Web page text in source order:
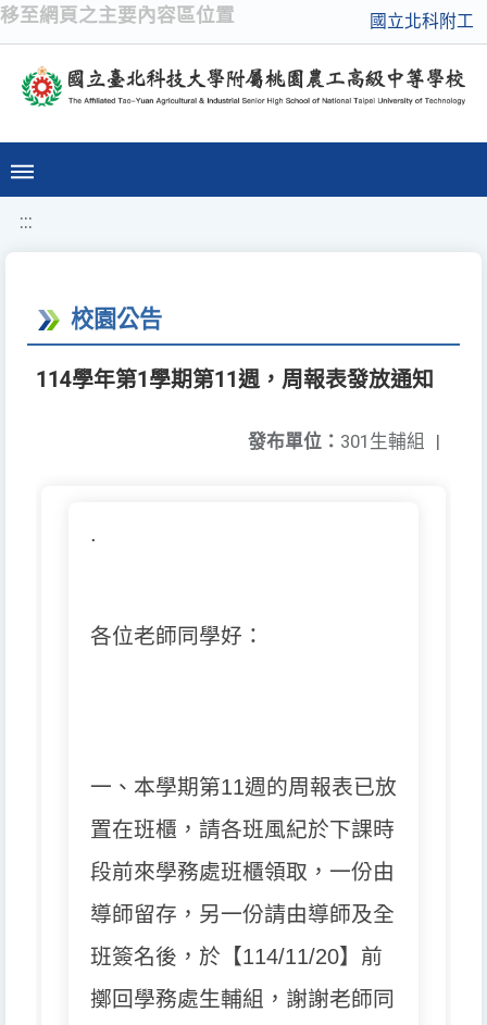
移至網頁之主要內容區位置 國立北科附工
:::
校園公告
114學年第1學期第11週，周報表發放通知
發布單位： 301生輔組 |
.
各位老師同學好：
一、本學期第11週的周報表已放
置在班櫃， 請各班風紀於下課時
段前來學務處班櫃領取，一份由
導師留存， 另一份請由導師及全
班簽名後，於【114/11/20】 前
擲回學務處生輔組，謝謝老師同